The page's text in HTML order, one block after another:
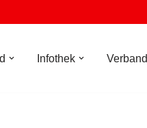
Infothek Verband